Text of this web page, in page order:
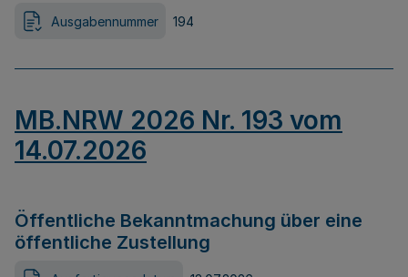
Ausgabennummer 194
MB.NRW 2026 Nr. 193 vom
14.07.2026
Öffentliche Bekanntmachung über eine
öffentliche Zustellung